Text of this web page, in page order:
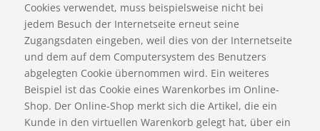
Cookies verwendet, muss beispielsweise nicht bei
jedem Besuch der Internetseite erneut seine
Zugangsdaten eingeben, weil dies von der Internetseite
und dem auf dem Computersystem des Benutzers
abgelegten Cookie übernommen wird. Ein weiteres
Beispiel ist das Cookie eines Warenkorbes im Online-
Shop. Der Online-Shop merkt sich die Artikel, die ein
Kunde in den virtuellen Warenkorb gelegt hat, über ein